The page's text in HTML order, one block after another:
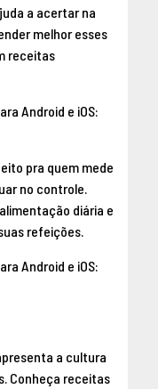
a acertar na
melhor esses
receitas
Android e iOS:
pra quem mede
no controle.
diária e
refeições.
Android e iOS:
a cultura
Conheça receitas